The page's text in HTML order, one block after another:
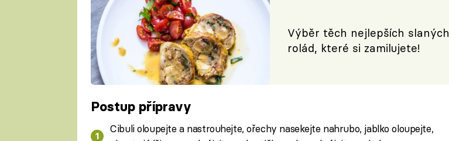
Výběr těch nejlepších slaných
rolád, které si zamilujete!
Postup přípravy
Cibuli oloupejte a nastrouhejte, ořechy nasekejte nahrubo, jablko oloupejte,